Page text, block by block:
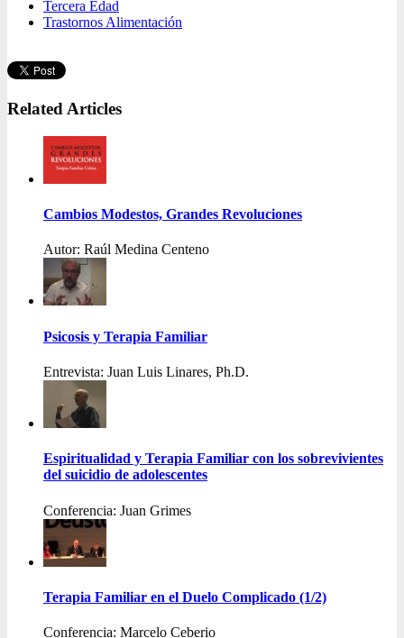
Tercera Edad
Trastornos Alimentación
Related Articles
Cambios Modestos, Grandes Revoluciones
Autor: Raúl Medina Centeno
Psicosis y Terapia Familiar
Entrevista: Juan Luis Linares, Ph.D.
Espiritualidad y Terapia Familiar con los sobrevivientes
del suicidio de adolescentes
Conferencia: Juan Grimes
Terapia Familiar en el Duelo Complicado (1/2)
Conferencia: Marcelo Ceberio